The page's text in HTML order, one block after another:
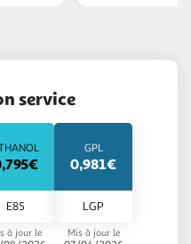
service
E85
à jour le
GPL
0,981€
LGP
Mis à jour le